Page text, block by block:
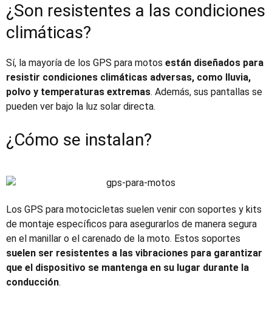
¿Son resistentes a las condiciones
climáticas?
Sí, la mayoría de los GPS para motos están diseñados para
resistir condiciones climáticas adversas, como lluvia,
polvo y temperaturas extremas. Además, sus pantallas se
pueden ver bajo la luz solar directa.
¿Cómo se instalan?
Los GPS para motocicletas suelen venir con soportes y kits
de montaje específicos para asegurarlos de manera segura
en el manillar o el carenado de la moto. Estos soportes
suelen ser resistentes a las vibraciones para garantizar
que el dispositivo se mantenga en su lugar durante la
conducción.